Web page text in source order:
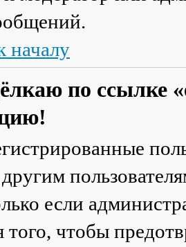
началу
по ссылке
если
того, чтобы